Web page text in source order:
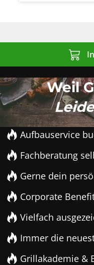
Weil
Aufbauservice
Fachberatung
Gerne dein
Corporate
Vielfach
Immer die
Grillakademie &